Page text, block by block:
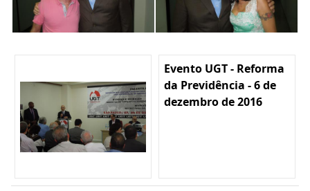
Evento UGT - Reforma
da Previdência - 6 de
dezembro de 2016